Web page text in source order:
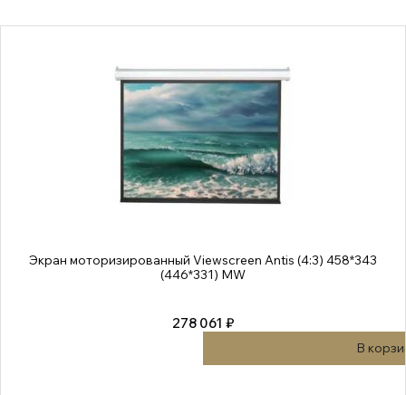
Экран моторизированный Viewscreen Antis (4:3) 458*343
(446*331) MW
278 061 ₽
В